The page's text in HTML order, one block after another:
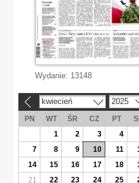
Wydanie: 13148
kwiecień 2025
PN WT ŚR CZ PT
1
2 3 4
7
8 9 10 11
14
15 16 17 18
21
22 23 24 25